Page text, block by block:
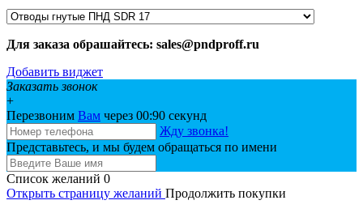
Для заказа обрашайтесь: sales@pndproff.ru
Добавить виджет
Заказать звонок
+
Перезвоним Вам через 00:90 секунд
Жду звонка!
Представьтесь, и мы будем обращаться по имени
Список желаний 0
Открыть страницу желаний Продолжить покупки